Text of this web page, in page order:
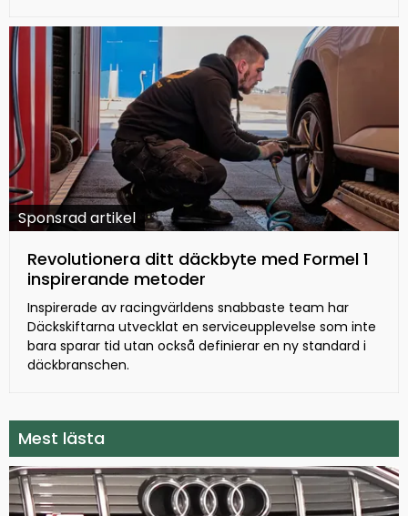
Sponsrad artikel
Revolutionera ditt däckbyte med Formel 1
inspirerande metoder
Inspirerade av racingvärldens snabbaste team har
Däckskiftarna utvecklat en serviceupplevelse som inte
bara sparar tid utan också definierar en ny standard i
däckbranschen.
Mest lästa